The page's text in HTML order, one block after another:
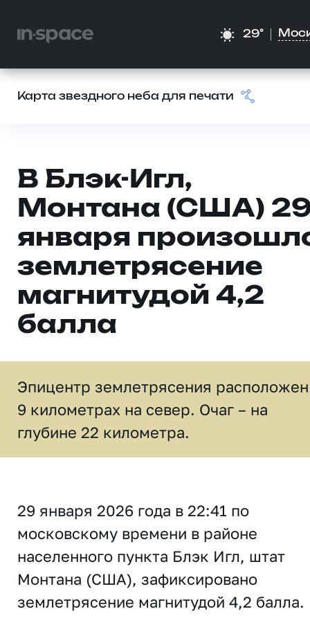
29°
Карта звездного неба для печати
В Блэк-Игл,
Монтана (США)
января
землетрясение
магнитудой 4,2
балла
Эпицентр землетрясения
9 километрах на север. Очаг – на
глубине 22 километра.
29 января 2026 года в 22:41 по
московскому времени в районе
населенного пункта Блэк Игл, штат
Монтана (США), зафиксировано
землетрясение магнитудой 4,2 балла.